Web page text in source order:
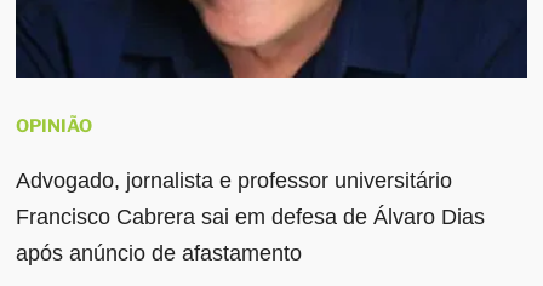
OPINIÃO
Advogado, jornalista e professor universitário
Francisco Cabrera sai em defesa de Álvaro Dias
após anúncio de afastamento